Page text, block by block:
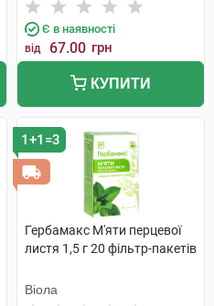
Є в наявності
від 67.00 грн
КУПИТИ
1+1=3
Гербамакс М'яти перцевої
листя 1,5 г 20 фільтр-пакетів
Віола